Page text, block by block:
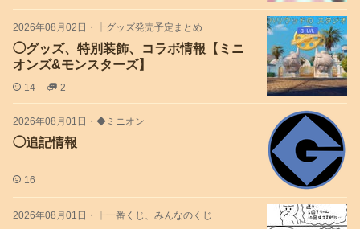
2026年08月02日 ・ ┝グッズ発売予定まとめ
◯グッズ、特別装飾、コラボ情報【ミニ
オンズ&モンスターズ】
14 2
2026年08月01日 ・ ◆ミニオン
◯追記情報
16
2026年08月01日 ・ ┝一番くじ、みんなのくじ